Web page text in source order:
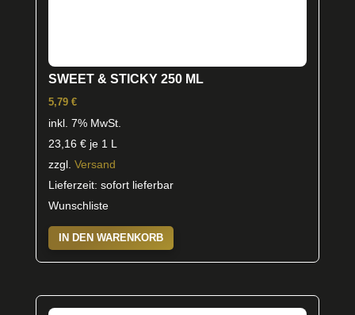
SWEET & STICKY 250 ML
5,79 €
inkl. 7% MwSt.
23,16 €je 1 L
zzgl. Versand
Lieferzeit: sofort lieferbar
Wunschliste
IN DEN WARENKORB